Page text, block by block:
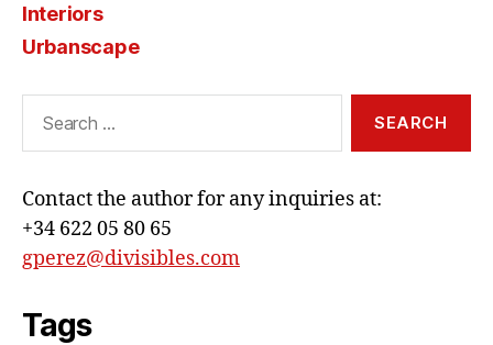
Interiors
Urbanscape
Contact the author for any inquiries at:
+34 622 05 80 65
gperez@divisibles.com
Tags